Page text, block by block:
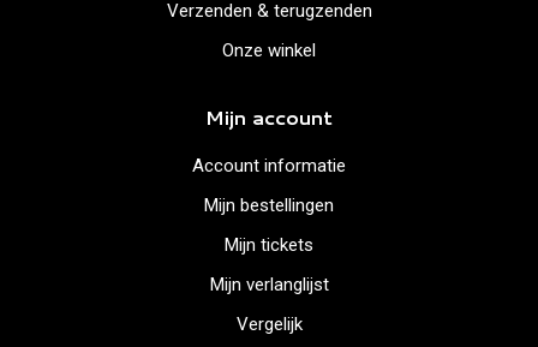
Verzenden & terugzenden
Onze winkel
Mijn account
Account informatie
Mijn bestellingen
Mijn tickets
Mijn verlanglijst
Vergelijk